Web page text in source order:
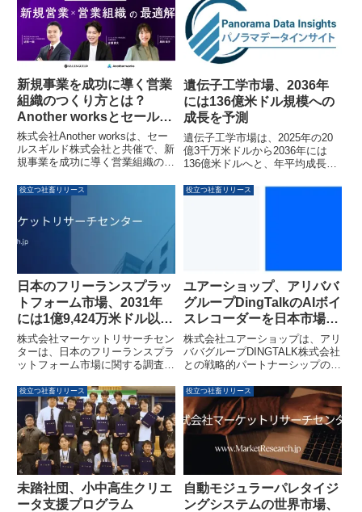
「ONE’s Data®」を組み合わせ
たLTV向上への取り組みが評価さ
れたものです。
スからマーケティングまで多岐に
わたる業務を支援し、コア業務へ
の集中を可能にしています。スピ
ーディな導入、柔軟なチーム体
制、幅広い対応領域などが支持さ
れ、スタートアップから大企業、
官公庁まで幅広く活用されていま
す。
新規事業を成功に導く営業
組織のつくり方とは？
Another worksとセールス
ギルドが共催オンラインセ
ミナー開催
株式会社Another worksは、セー
ルスギルド株式会社と共催で、新
規事業を成功に導く営業組織の構
ーを開催します。人材不足が深刻
らない、外部プロ人材の活用によ
る最適な組織づくりの方法につい
て、実例を交えて解説します。
遺伝子工学市場、2036年
には136億米ドル規模への
成長を予測
遺伝子工学市場は、2025年の20
億3千万米ドルから2036年には
136億米ドルへと、年平均成長率
います。医療、農業、産業バイオ
役立つ社畜リリース
日本のフリーランスプラッ
トフォーム市場、2031年
には1億9,424万米ドル以上
に拡大予測
株式会社マーケットリサーチセン
ターは、日本のフリーランスプラ
ットフォーム市場に関する調査レ
トによると、同市場は2026年か
ら2031年までに1億9,424万米ド
ル以上に拡大すると予測されてい
ます。柔軟な働き方やリモートワ
ークの需要増加を背景に、フリー
ランスプラットフォームは企業と
専門スキルを持つ個人をつなぐ重
要な役割を果たしています。
役立つ社畜リリース
ユアーショップ、アリババ
グループDingTalkのAIボイ
スレコーダーを日本市場で
展開し、議事録・要約・翻
訳を自動化
株式会社ユアーショップは、アリ
ババグループDINGTALK株式会社
との戦略的パートナーシップのも
& DingTalk A1 AIボイスレコーダ
ー」の日本市場での販売を開始し
ました。本製品は、会議の録音か
ら議事録作成、要約、翻訳、タス
ク抽出までをAIで自動化し、企業
のDX推進と業務効率化を支援し
役立つ社畜リリース
未踏社団、小中高生クリエ
ータ支援プログラム
役立つ社畜リリース
自動モジュラーパレタイジ
ングシステムの世界市場、